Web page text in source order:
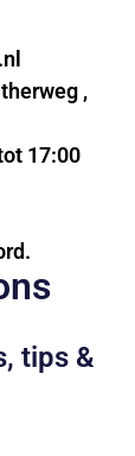
,
17:00
tips &